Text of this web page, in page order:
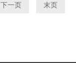
下一页 末页